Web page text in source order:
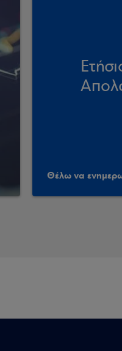
Θέλω να